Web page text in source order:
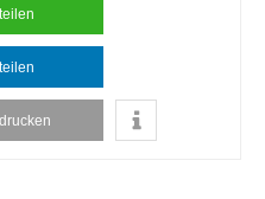
teilen
teilen
drucken